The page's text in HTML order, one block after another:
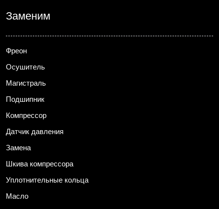
Заменим
Фреон
Осушитель
Магистраль
Подшипник
Компрессор
Датчик давления
Замена
Шкива компрессора
Уплотнительные кольца
Масло